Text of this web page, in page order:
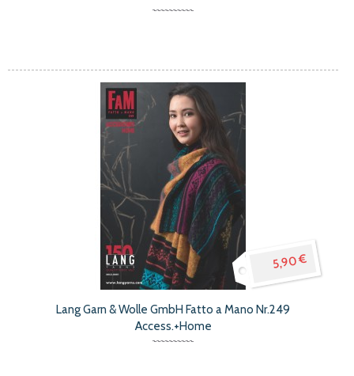
5,90 €
Lang Garn & Wolle GmbH Fatto a Mano Nr.249
Access.+Home